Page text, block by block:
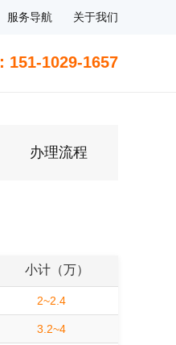
服务导航 关于我们
151-1029-1657
办理流程
小计（万）
2~2.4
3.2~4